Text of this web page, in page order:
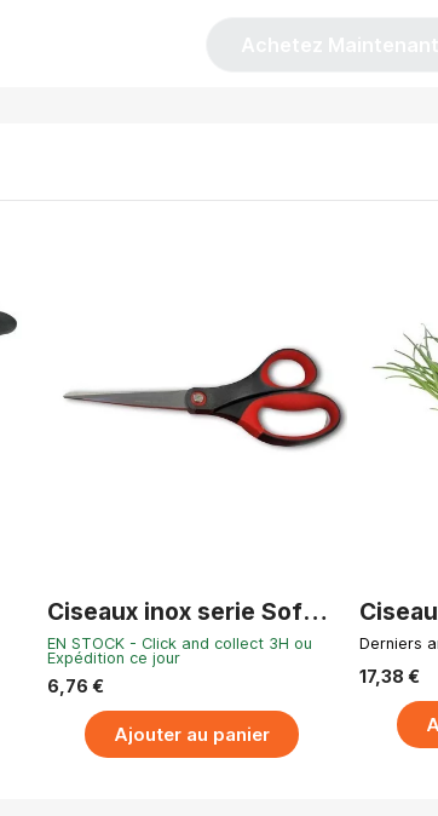
Ciseaux inox serie Soft
21 cm
EN STOCK - Click and collect 3H ou
Expédition ce jour
6,76 €
Ajouter au panier
Derniers
17,38 €